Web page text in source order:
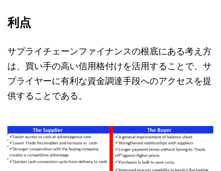
利点
サプライチェーンファイナンスの根底にある考え方
は、買い手の高い信用格付けを活用することで、サ
プライヤーに有利な資金調達手段へのアクセスを提
供することである。